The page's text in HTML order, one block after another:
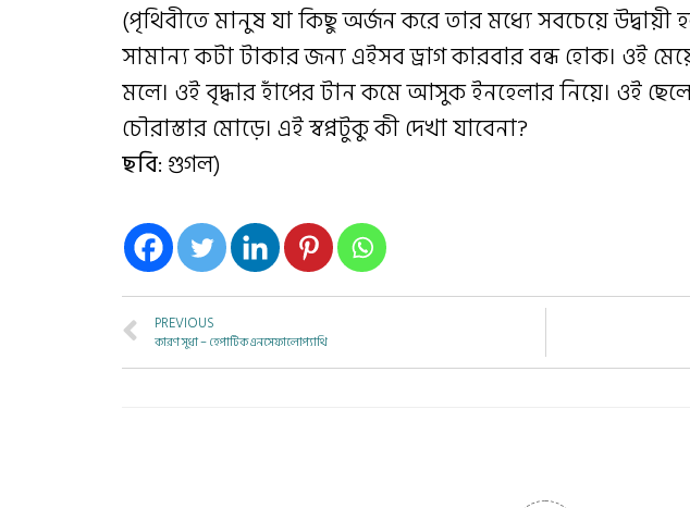
(পৃথিবীতে মানুষ যা কিছু অর্জন করে তার মধ্যে সবচেয়ে
সামান্য কটা টাকার জন্য এইসব ড্রাগ কারবার বন্ধ হোক। ওই
মলে। ওই বৃদ্ধার হাঁপের টান কমে আসুক ইনহেলার নিয়ে। ওই
চৌরাস্তার মোড়ে। এই স্বপ্নটুকু কী দেখা যাবেনা?
ছবি: গুগল)
PREVIOUS
কারণ সুধা – হেপাটিক এনসেফালোপ্যাথি